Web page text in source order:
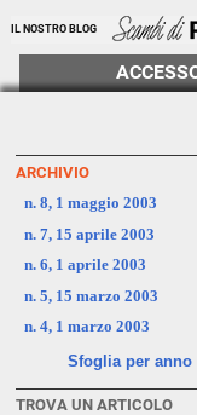
IL NOSTRO BLOG
ARCHIVIO
n. 8, 1 maggio 2003
n. 7, 15 aprile 2003
n. 6, 1 aprile 2003
n. 5, 15 marzo 2003
n. 4, 1 marzo 2003
Sfoglia per anno
TROVA UN ARTICOLO